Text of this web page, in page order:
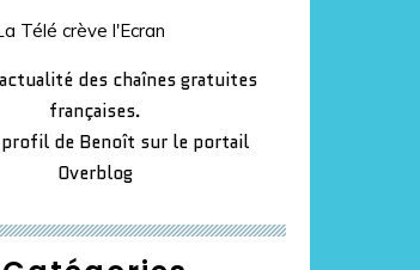
des chaînes gratuites
françaises.
de Benoît sur le portail
Overblog